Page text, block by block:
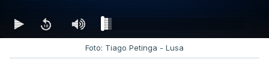
Foto: Tiago Petinga - Lusa